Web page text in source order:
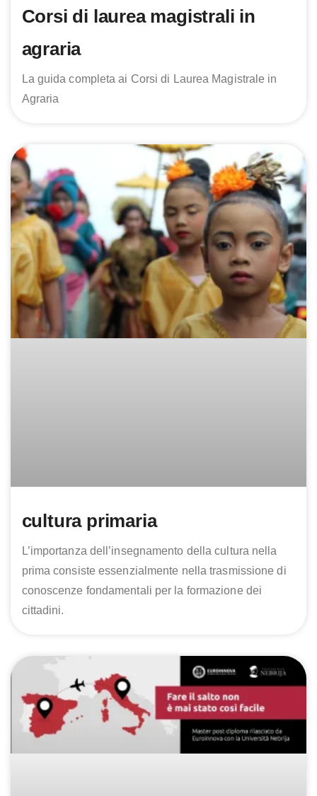
Corsi di laurea magistrali in
agraria
La guida completa ai Corsi di Laurea Magistrale in
Agraria
cultura primaria
L’importanza dell’insegnamento della cultura nella
prima consiste essenzialmente nella trasmissione di
conoscenze fondamentali per la formazione dei
cittadini.